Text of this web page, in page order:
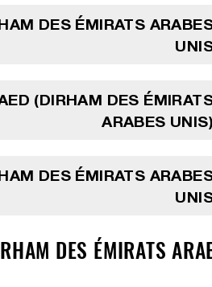
DES ÉMIRATS
(DIRHAM DES
ARABES UNIS)
DES ÉMIRATS
DES ÉMIRATS